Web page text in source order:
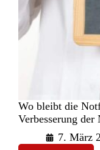
Wo bleibt die
Verbesserung
7. März